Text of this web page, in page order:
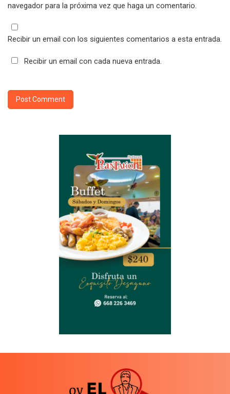
navegador para la próxima vez que haga un comentario.
Recibir un email con los siguientes comentarios a esta entrada.
Recibir un email con cada nueva entrada.